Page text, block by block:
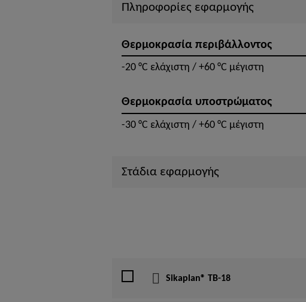
Πληροφορίες εφαρμογής
Θερμοκρασία περιβάλλοντος
-20 °C ελάχιστη / +60 °C μέγιστη
Θερμοκρασία υποστρώματος
-30 °C ελάχιστη / +60 °C μέγιστη
Στάδια εφαρμογής
Sikaplan® TB-18